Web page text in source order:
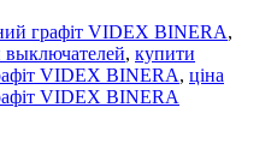
графіт VIDEX BINERA,
, купити
VIDEX BINERA, ціна
VIDEX BINERA